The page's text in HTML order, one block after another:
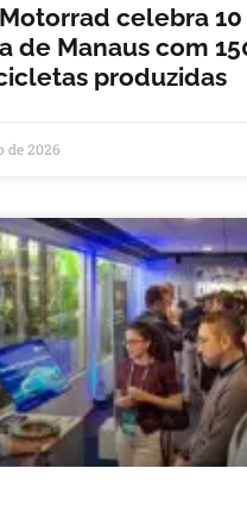
celebra
de Manaus com
produzidas
de 2026